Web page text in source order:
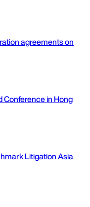
agreements on
Conference in Hong
Litigation Asia